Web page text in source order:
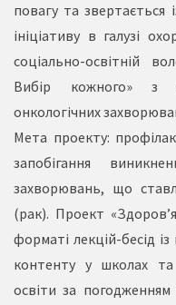
повагу та звертається
ініціативу в галузі
соціально-освітній
Вибір кожного» з
онкологічних
Мета проекту:
запобігання
захворювань, що
(рак). Проект
форматі лекцій-бесід
контенту у школах та
освіти за погодженням